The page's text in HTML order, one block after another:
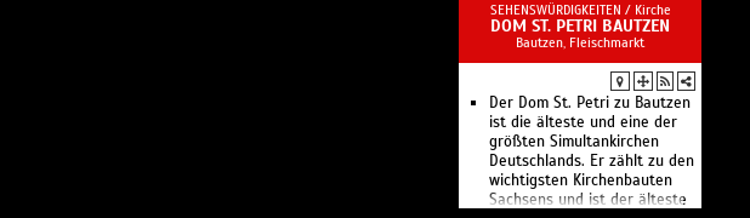
SEHENSWÜRDIGKEITEN / Kirche
DOM ST. PETRI BAUTZEN
Bautzen, Fleischmarkt
Der Dom St. Petri zu Bautzen
ist die älteste und eine der
größten Simultankirchen
Deutschlands. Er zählt zu den
wichtigsten Kirchenbauten
Sachsens und ist der älteste